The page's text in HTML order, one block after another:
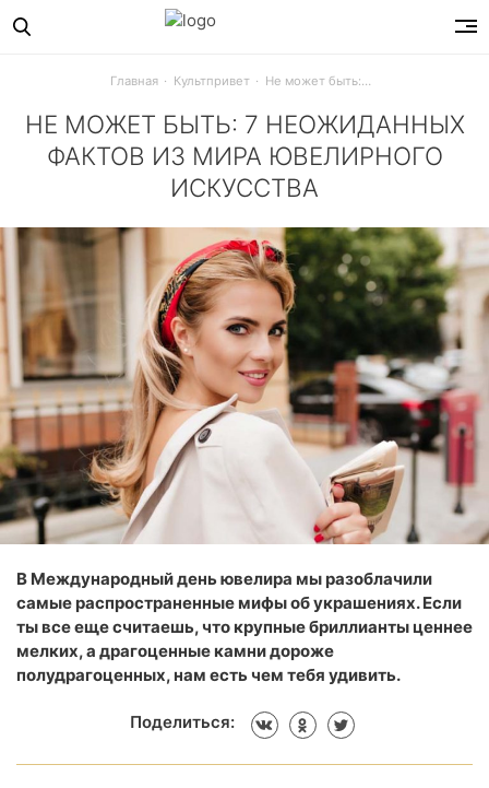
Главная Культпривет
НЕ МОЖЕТ БЫТЬ: 7 НЕОЖИДАННЫХ
ФАКТОВ ИЗ МИРА ЮВЕЛИРНОГО
ИСКУССТВА
Ты все еще думаешь, что крупные бриллианты ценнее
В Международный день ювелира мы разоблачили
самые распространенные мифы об украшениях. Если
ты все еще считаешь, что крупные бриллианты ценнее
мелких, а драгоценные камни дороже
полудрагоценных, нам есть чем тебя удивить.
Поделиться: